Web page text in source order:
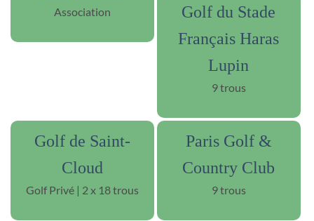
Association
Golf du Stade
Français Haras
Lupin
9 trous
Golf de Saint-
Cloud
Golf Privé | 2 x 18 trous
Paris Golf &
Country Club
9 trous